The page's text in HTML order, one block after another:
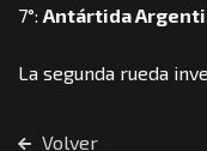
7°: Antártida
La segunda rueda
Volver